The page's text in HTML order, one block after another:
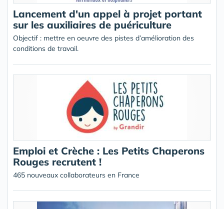
Lancement d'un appel à projet portant
sur les auxiliaires de puériculture
Objectif : mettre en oeuvre des pistes d’amélioration des
conditions de travail.
Emploi et Crèche : Les Petits Chaperons
Rouges recrutent !
465 nouveaux collaborateurs en France